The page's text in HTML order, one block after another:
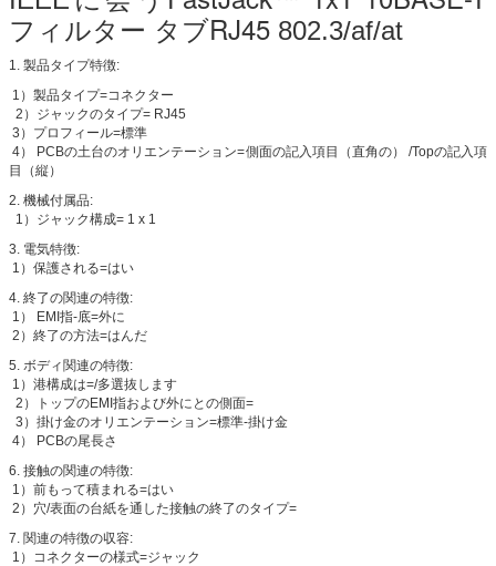
フィルター タブRJ45 802.3/af/at
1. 製品タイプ特徴:
1）製品タイプ=コネクター
2）ジャックのタイプ= RJ45
3）プロフィール=標準
4） PCBの土台のオリエンテーション=側面の記入項目（直角の） /Topの記入項
目（縦）
2. 機械付属品:
1）ジャック構成= 1 x 1
3. 電気特徴:
1）保護される=はい
4. 終了の関連の特徴:
1） EMI指-底=外に
2）終了の方法=はんだ
5. ボディ関連の特徴:
1）港構成は=/多選抜します
2）トップのEMI指および外にとの側面=
3）掛け金のオリエンテーション=標準-掛け金
4） PCBの尾長さ
6. 接触の関連の特徴:
1）前もって積まれる=はい
2）穴/表面の台紙を通した接触の終了のタイプ=
7. 関連の特徴の収容:
1）コネクターの様式=ジャック